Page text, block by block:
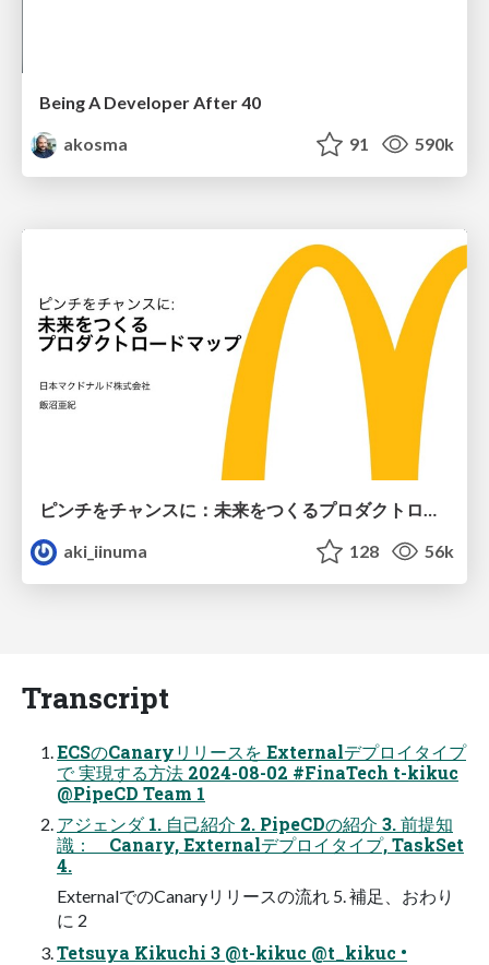
Being A Developer After 40
akosma
91 590k
aki_iinuma
128 56k
Transcript
ECSのCanaryリリースを Externalデプロイタイプ
で 実現する方法 2024-08-02 #FinaTech t-kikuc
@PipeCD Team 1
アジェンダ 1. 自己紹介 2. PipeCDの紹介 3. 前提知
識： Canary, Externalデプロイタイプ, TaskSet
4.
ExternalでのCanaryリリースの流れ 5. 補足、おわり
に 2
Tetsuya Kikuchi 3 @t-kikuc @t_kikuc •